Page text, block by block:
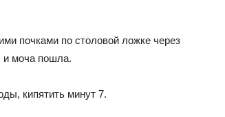
почками по столовой ложке через
и моча пошла.
кипятить минут 7.